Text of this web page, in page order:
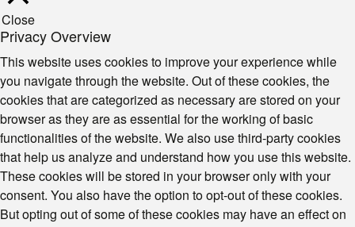
Close
Privacy Overview
This website uses cookies to improve your experience while
you navigate through the website. Out of these cookies, the
cookies that are categorized as necessary are stored on your
browser as they are as essential for the working of basic
functionalities of the website. We also use third-party cookies
that help us analyze and understand how you use this website.
These cookies will be stored in your browser only with your
consent. You also have the option to opt-out of these cookies.
But opting out of some of these cookies may have an effect on